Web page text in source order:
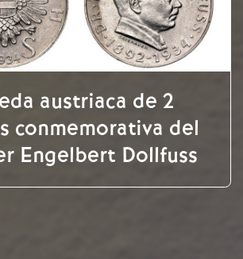
austriaca de 2
conmemorativa del
Engelbert Dollfuss